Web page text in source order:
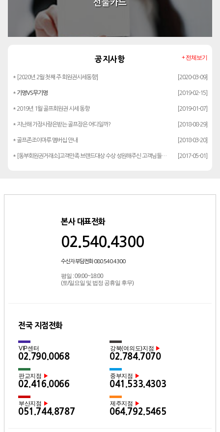
선불카드
공지사항
* [2020년 2월 첫째 주 회원권시세동향] [2020-03-09]
* 기명VS무기명 [2019-02-15]
* 2019년 1월 골프회원권 시세 동향 [2019-01-07]
* 지난해 가장사랑은받는 골프장은 어디일까? [2018-08-29]
* 골프존조이마루 멤버십 안내 [2018-03-20]
* [동부회원권거래소]고객만족 브랜드대상 수상 성원해주신 고객님들께 감사드립… [2017-05-01]
+ 전체보기
본사 대표전화
02.540.4300
수신자 부담전화 080.540.4300
평일 : 09:00~18:00
(토/일요일 및 법정 공휴일 후무)
전국 지점전화
VIP센터
02.790.0068
강북(여의도)지점 ▶
02.784.7070
판교지점 ▶
02.416.0066
중부지점 ▶
041.533.4303
부산지점 ▶
051.744.8787
제주지점 ▶
064.792.5465